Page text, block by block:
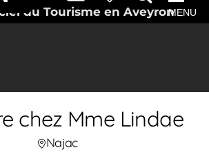
du Tourisme en AveyronMENU
chez Mme Lindae
Najac